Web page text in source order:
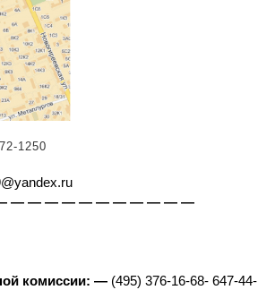
1250
— — — — — — — — — — —
комиссии: — (495) 376-16-68- 647-44-